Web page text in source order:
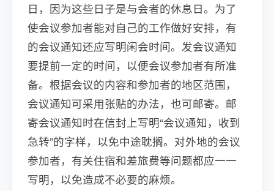
日，因为这些日子是与会者的休息日。为了
使会议参加者能对自己的工作做好安排，有
的会议通知还应写明闲会时间。发会议通知
要提前一定的时间，以便会议参加者有所准
备。根据会议的内容和参加者的地区范围，
会议通知可采用张贴的办法，也可邮寄。邮
寄会议通知时在信封上写明“会议通知，收到
急转”的字样，以免中途耽搁。对外地的会议
参加者，有关住宿和差旅费等问题都应一一
写明，以免造成不必要的麻烦。